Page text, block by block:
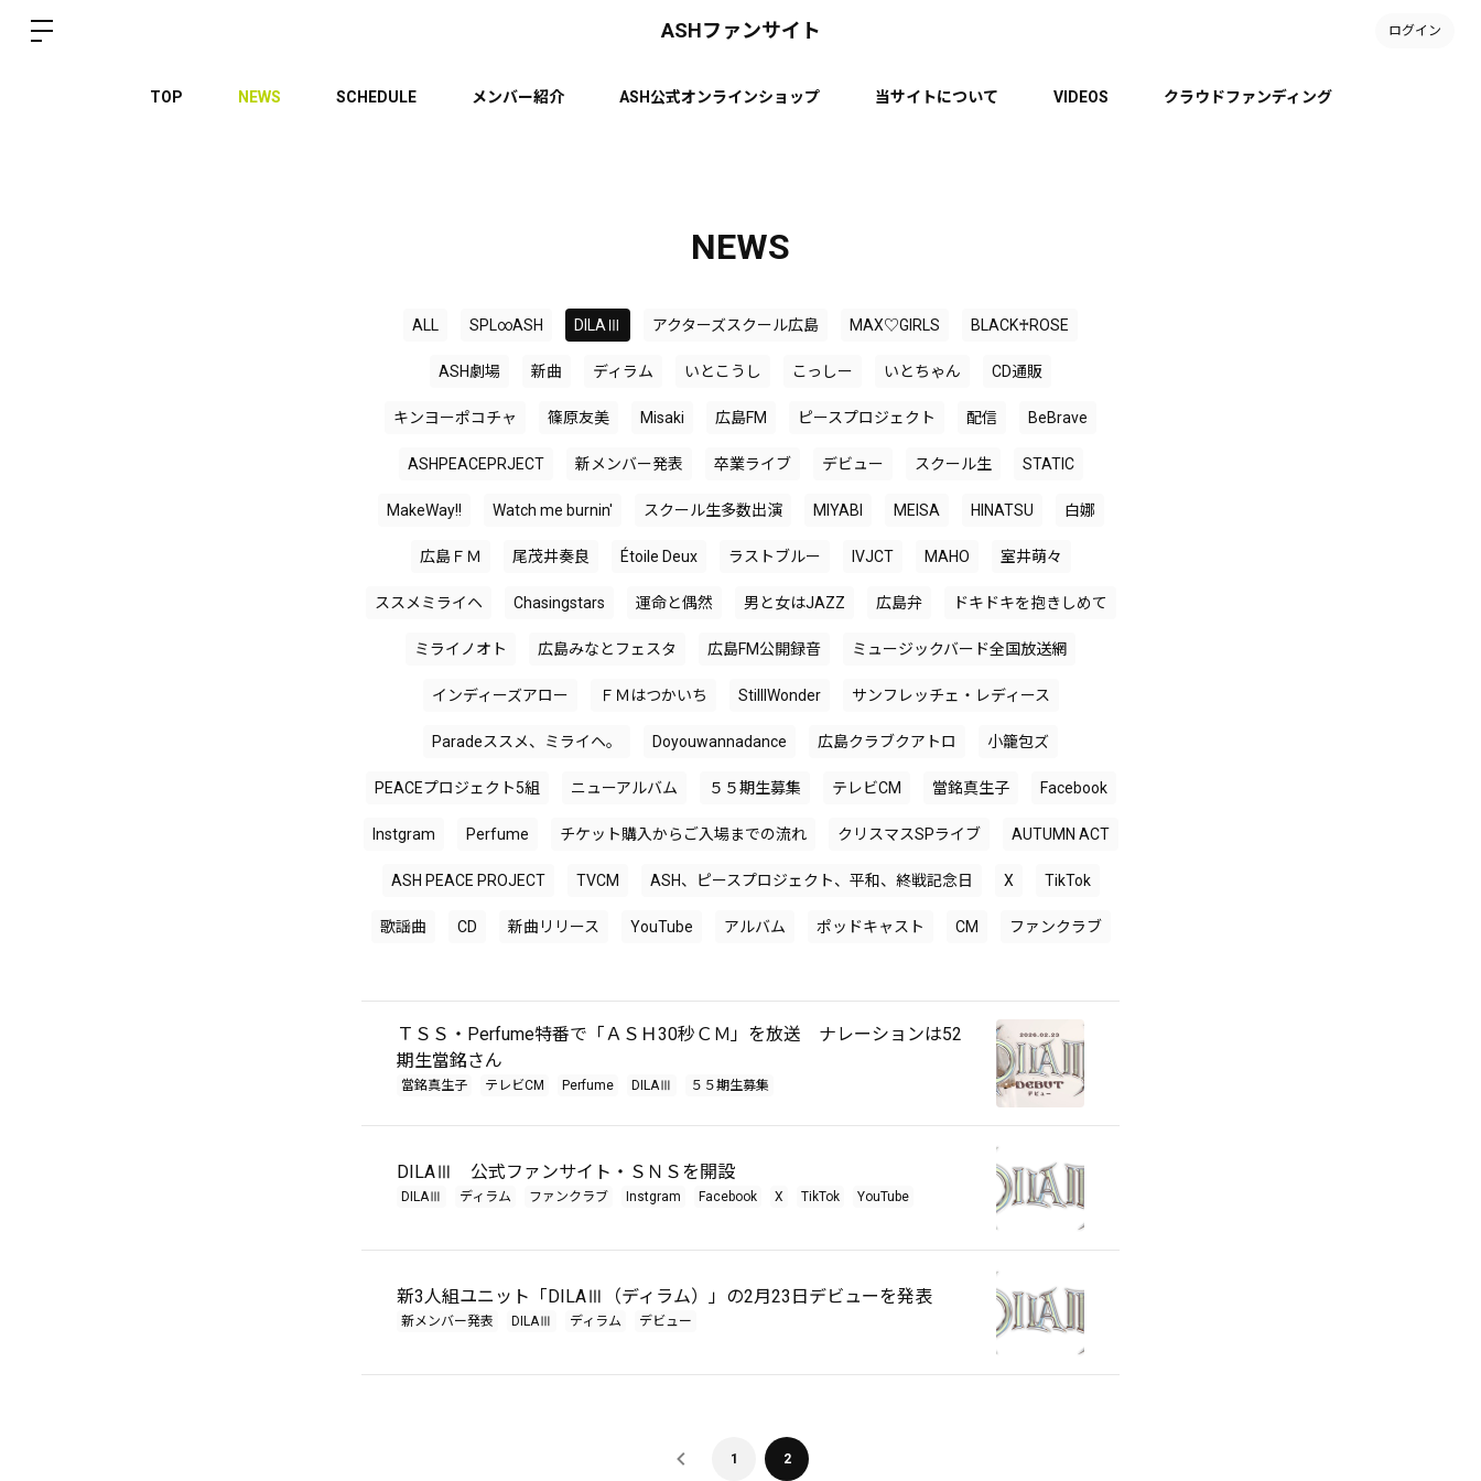
ASHファンサイト ログイン
TOP NEWS SCHEDULE メンバー紹介 ASH公式オンラインショップ 当サイトについて VIDEOS クラウドファンディング
NEWS
ALL SPL∞ASH DILAⅢ アクターズスクール広島 MAX♡GIRLS BLACK♰ROSE
ASH劇場 新曲 ディラム いとこうし こっしー いとちゃん CD通販
キンヨーポコチャ 篠原友美 Misaki 広島FM ピースプロジェクト 配信 BeBrave
ASHPEACEPRJECT 新メンバー発表 卒業ライブ デビュー スクール生 STATIC
MakeWay!! Watch me burnin' スクール生多数出演 MIYABI MEISA HINATSU 白娜
広島ＦＭ 尾茂井奏良 Étoile Deux ラストブルー IVJCT MAHO 室井萌々
ススメミライヘ Chasingstars 運命と偶然 男と女はJAZZ 広島弁 ドキドキを抱きしめて
ミライノオト 広島みなとフェスタ 広島FM公開録音 ミュージックバード全国放送網
インディーズアロー ＦＭはつかいち StillIWonder サンフレッチェ・レディース
Paradeススメ、ミライヘ。 Doyouwannadance 広島クラブクアトロ 小籠包ズ
PEACEプロジェクト5組 ニューアルバム ５５期生募集 テレビCM 當銘真生子 Facebook
Instgram Perfume チケット購入からご入場までの流れ クリスマスSPライブ AUTUMN ACT
ASH PEACE PROJECT TVCM ASH、ピースプロジェクト、平和、終戦記念日 X TikTok
歌謡曲 CD 新曲リリース YouTube アルバム ポッドキャスト CM ファンクラブ
ＴＳＳ・Perfume特番で「ＡＳＨ30秒ＣＭ」を放送 ナレーションは52
期生當銘さん
當銘真生子 テレビCM Perfume DILAⅢ ５５期生募集
DILAⅢ 公式ファンサイト・ＳＮＳを開設
DILAⅢ ディラム ファンクラブ Instgram Facebook X TikTok YouTube
新3人組ユニット「DILAⅢ（ディラム）」の2月23日デビューを発表
新メンバー発表 DILAⅢ ディラム デビュー
1 2